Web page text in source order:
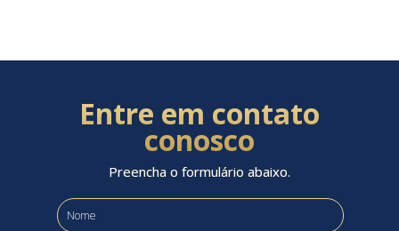
Entre em contato
conosco
Preencha o formulário abaixo.